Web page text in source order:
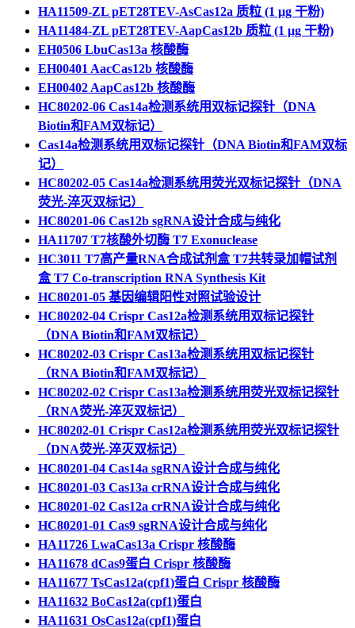
HA11509-ZL pET28TEV-AsCas12a 质粒 (1 μg 干粉)
HA11484-ZL pET28TEV-AapCas12b 质粒 (1 μg 干粉)
EH0506 LbuCas13a 核酸酶
EH00401 AacCas12b 核酸酶
EH00402 AapCas12b 核酸酶
​HC80202-06 Cas14a检测系统用双标记探针（DNA
Biotin和FAM双标记）
​Cas14a检测系统用双标记探针（DNA Biotin和FAM双标
记）
HC80202-05 Cas14a检测系统用荧光双标记探针（DNA
荧光-淬灭双标记）
HC80201-06 Cas12b sgRNA设计合成与纯化
HA11707 T7核酸外切酶 T7 Exonuclease
HC3011 T7高产量RNA合成试剂盒 T7共转录加帽试剂
盒 T7 Co-transcription RNA Synthesis Kit
HC80201-05 基因编辑阳性对照试验设计
HC80202-04 Crispr Cas12a检测系统用双标记探针
（DNA Biotin和FAM双标记）
HC80202-03 Crispr Cas13a检测系统用双标记探针
（RNA Biotin和FAM双标记）
HC80202-02 Crispr Cas13a检测系统用荧光双标记探针
（RNA荧光-淬灭双标记）
HC80202-01 Crispr Cas12a检测系统用荧光双标记探针
（DNA荧光-淬灭双标记）
HC80201-04 Cas14a sgRNA设计合成与纯化
HC80201-03 Cas13a crRNA设计合成与纯化
HC80201-02 Cas12a crRNA设计合成与纯化
HC80201-01 Cas9 sgRNA设计合成与纯化
HA11726 LwaCas13a Crispr 核酸酶
HA11678 dCas9蛋白 Crispr 核酸酶
HA11677 TsCas12a(cpf1)蛋白 Crispr 核酸酶
HA11632 BoCas12a(cpf1)蛋白
HA11631 OsCas12a(cpf1)蛋白